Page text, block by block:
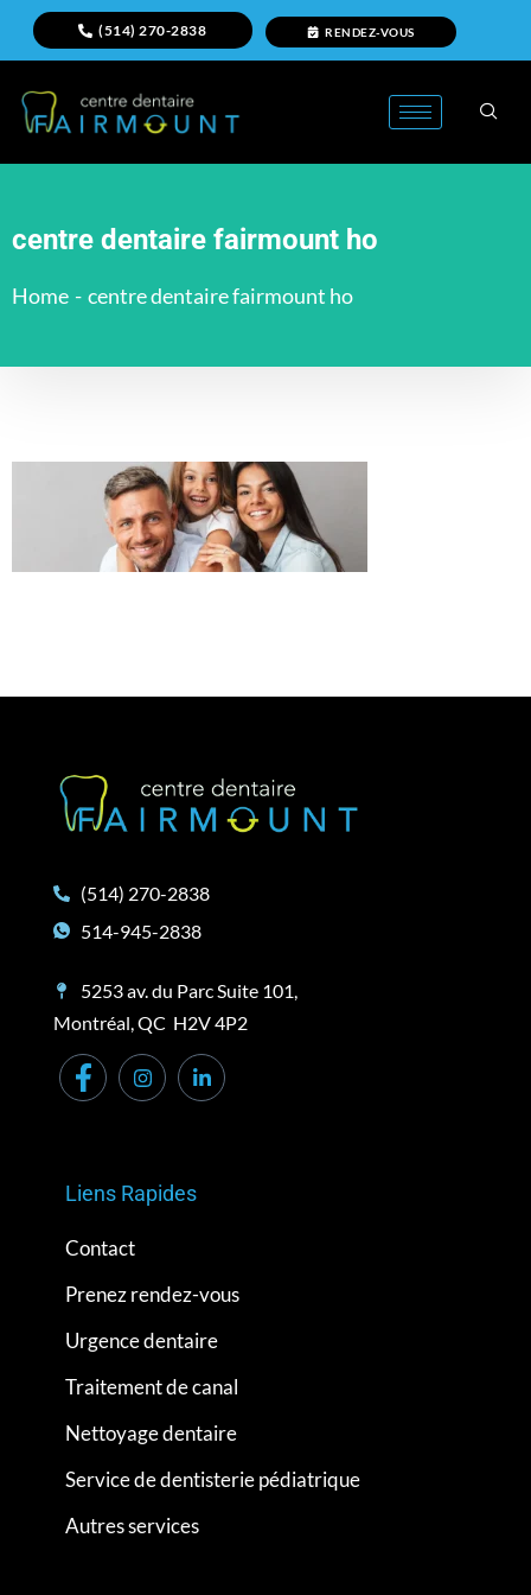
(514) 270-2838 RENDEZ-VOUS
centre dentaire fairmount ho
Home - centre dentaire fairmount ho
(514) 270-2838
514-945-2838
5253 av. du Parc Suite 101,
Montréal, QC H2V 4P2
Liens Rapides
Contact
Prenez rendez-vous
Urgence dentaire
Traitement de canal
Nettoyage dentaire
Service de dentisterie pédiatrique
Autres services